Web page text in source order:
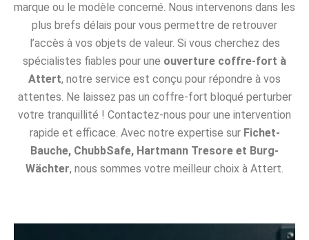
marque ou le modèle concerné. Nous intervenons dans les
plus brefs délais pour vous permettre de retrouver
l’accès à vos objets de valeur. Si vous cherchez des
spécialistes fiables pour une ouverture coffre-fort à
Attert, notre service est conçu pour répondre à vos
attentes. Ne laissez pas un coffre-fort bloqué perturber
votre tranquillité ! Contactez-nous pour une intervention
rapide et efficace. Avec notre expertise sur Fichet-
Bauche, ChubbSafe, Hartmann Tresore et Burg-
Wächter, nous sommes votre meilleur choix à Attert.